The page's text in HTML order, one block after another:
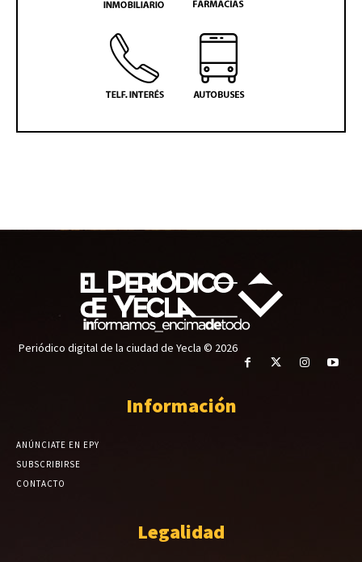
Periódico digital de la ciudad de Yecla © 2026
Información
ANÚNCIATE EN EPY
SUBSCRIBIRSE
CONTACTO
Legalidad